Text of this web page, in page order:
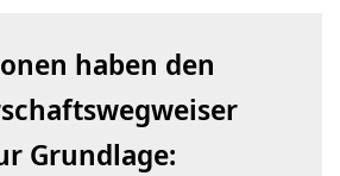
haben den
Grundlage: